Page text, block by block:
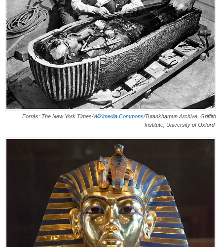
Forrás: The New York Times/Wikimedia Commons/Tutankhamun Archive, Griffith
Institute, University of Oxford